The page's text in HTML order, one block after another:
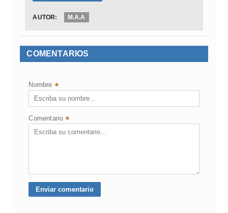
AUTOR: M.A.A
COMENTARIOS
Nombre *
Comentario *